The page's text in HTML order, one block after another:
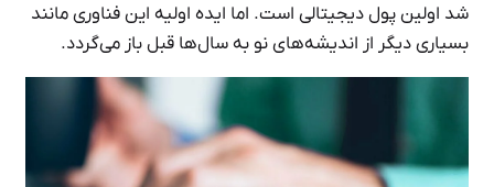
شد اولین پول دیجیتالی است. اما ایده اولیه این فناوری مانند
بسیاری دیگر از اندیشه‌های نو به سال‌ها قبل باز می‌گردد.